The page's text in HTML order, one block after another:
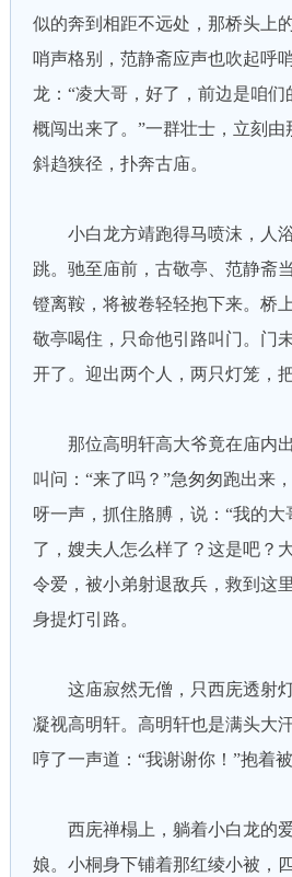
似的奔到相距不远处，那桥头上
哨声格别，范静斋应声也吹起呼
龙：“凌大哥，好了，前边是咱
概闯出来了。”一群壮士，立刻由
斜趋狭径，扑奔古庙。
小白龙方靖跑得马喷沫，人浴
跳。驰至庙前，古敬亭、范静斋
镫离鞍，将被卷轻轻抱下来。桥
敬亭喝住，只命他引路叫门。门
开了。迎出两个人，两只灯笼，
那位高明轩高大爷竟在庙内出
叫问：“来了吗？”急匆匆跑出来
呀一声，抓住胳膊，说：“我的大
了，嫂夫人怎么样了？这是吧？
令爱，被小弟射退敌兵，救到这
身提灯引路。
这庙寂然无僧，只西庑透射灯
凝视高明轩。高明轩也是满头大
哼了一声道：“我谢谢你！”抱着
西庑禅榻上，躺着小白龙的爱
娘。小桐身下铺着那红绫小被，